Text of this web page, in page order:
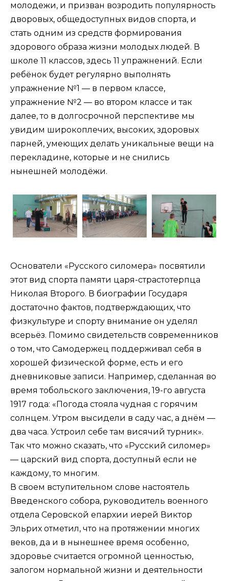
молодежи, и призван возродить популярность
дворовых, общедоступных видов спорта, и
стать одним из средств формирования
здорового образа жизни молодых людей. В
школе 11 классов, здесь 11 упражнений. Если
ребёнок будет регулярно выполнять
упражнение №1 — в первом классе,
упражнение №2 — во втором классе и так
далее, то в долгосрочной перспективе мы
увидим широкоплечих, высоких, здоровых
парней, умеющих делать уникальные вещи на
перекладине, которые и не снились
нынешней молодёжи.
Основатели «Русского силомера» посвятили
этот вид спорта памяти царя-страстотерпца
Николая Второго. В биографии Государя
достаточно фактов, подтверждающих, что
физкультуре и спорту внимание он уделял
всерьёз. Помимо свидетельств современников
о том, что Самодержец поддерживал себя в
хорошей физической форме, есть и его
дневниковые записи. Например, сделанная во
время тобольского заключения, 19-го августа
1917 года: «Погода стояла чудная с горячим
солнцем. Утром высидели в саду час, а днём —
два часа. Устроил себе там висячий турник».
Так что можно сказать, что «Русский силомер»
— царский вид спорта, доступный если не
каждому, то многим.
В своем вступительном слове настоятель
Введенского собора, руководитель военного
отдела Серовской епархии иерей Виктор
Эльрих отметил, что на протяжении многих
веков, да и в нынешнее время особенно,
здоровье считается огромной ценностью,
залогом нормальной жизни и деятельности